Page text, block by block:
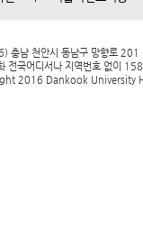
충남 천안시 동남구 망향로 201
전국어디서나 지역번호 없이
2016 Dankook University